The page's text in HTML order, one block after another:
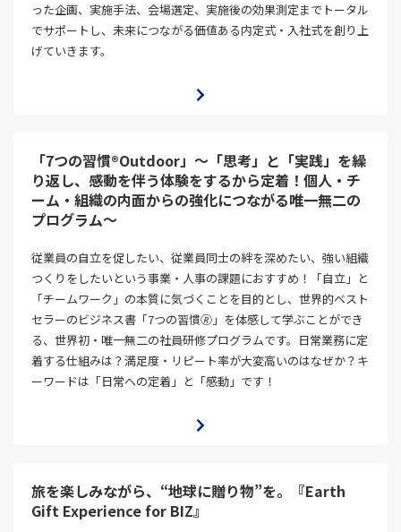
った企画、実施手法、会場選定、実施後の効果測定までトータル
でサポートし、未来につながる価値ある内定式・入社式を創り上
げていきます。
「7つの習慣®Outdoor」～「思考」と「実践」を繰
り返し、感動を伴う体験をするから定着！個人・チ
ーム・組織の内面からの強化につながる唯一無二の
プログラム～
従業員の自立を促したい、従業員同士の絆を深めたい、強い組織
つくりをしたいという事業・人事の課題におすすめ！「自立」と
「チームワーク」の本質に気づくことを目的とし、世界的ベスト
セラーのビジネス書「7つの習慣🄬」を体感して学ぶことができ
る、世界初・唯一無二の社員研修プログラムです。日常業務に定
着する仕組みは？満足度・リピート率が大変高いのはなぜか？キ
ーワードは「日常への定着」と「感動」です！
旅を楽しみながら、“地球に贈り物”を。『Earth
Gift Experience for BIZ』